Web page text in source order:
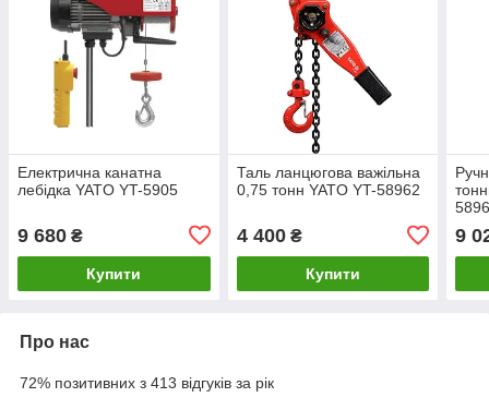
Електрична канатна
лебідка YATO YT-5905
9 680 ₴
Купити
Таль ланцюгова важільна
0,75 тонн YATO YT-58962
4 400₴
Купити
9
Про нас
72% позитивних з 413 відгуків за рік